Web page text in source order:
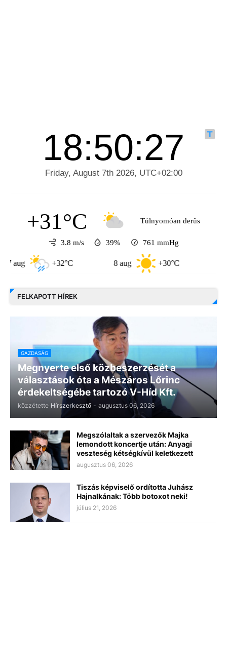
+31°C Túlnyomóan derűs
3.8 m/s 39% 761 mmHg
+32°C +30°C
FELKAPOTT HÍREK
GAZDASÁG
Megnyerte első közbeszerzését a
választások óta a Mészáros Lőrinc
érdekeltségébe tartozó V-Híd Kft.
közzétette Hírszerkesztő - augusztus 06, 2026
Megszólaltak a szervezők Majka
lemondott koncertje után: Anyagi
veszteség kétségkívül keletkezett
augusztus 06, 2026
Tiszás képviselő ordította Juhász
Hajnalkának: Több botoxot neki!
július 21, 2026